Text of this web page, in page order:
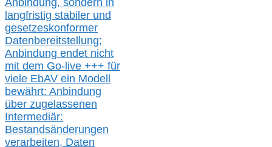
Anbindung, sondern in
langfristig stabiler und
gesetzeskonformer
Datenbereitstellung;
Anbindung endet nicht
mit dem Go-live +++ für
viele EbAV ein Modell
bewährt: Anbindung
über zugelassenen
Intermediär:
Bestandsänderungen
verarbeiten, Daten